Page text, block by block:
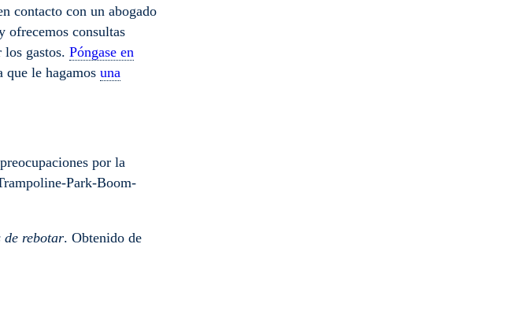
contacto con un abogado
ofrecemos consultas
los gastos. Póngase en
que le hagamos una
por la
Park-Boom-
de rebotar. Obtenido de